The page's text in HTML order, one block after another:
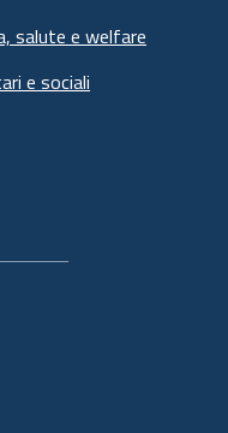
salute e welfare
e sociali